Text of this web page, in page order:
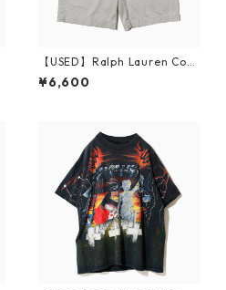
【USED】Ralph Lauren Cott
on Short Pants 18
¥6,600